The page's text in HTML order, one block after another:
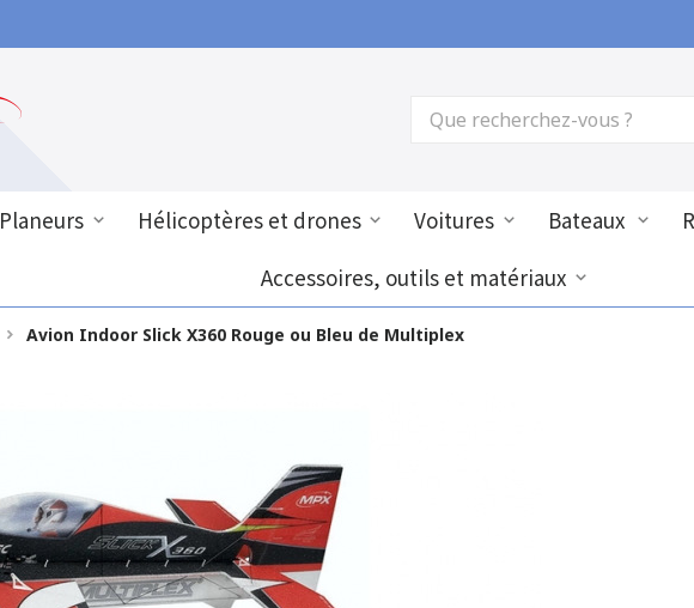
Planeurs Hélicoptères et drones Voitures Bateaux
Accessoires, outils et matériaux
Avion Indoor Slick X360 Rouge ou Bleu de Multiplex